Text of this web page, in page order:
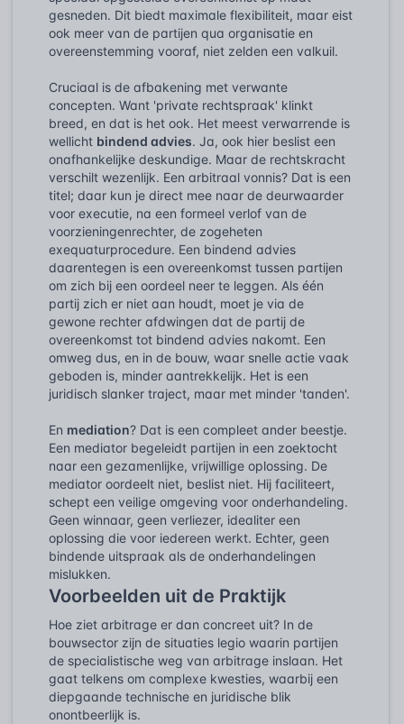
gesneden. Dit biedt maximale flexibiliteit, maar eist
ook meer van de partijen qua organisatie en
overeenstemming vooraf, niet zelden een valkuil.
Cruciaal is de afbakening met verwante
concepten. Want 'private rechtspraak' klinkt
breed, en dat is het ook. Het meest verwarrende is
wellicht bindend advies. Ja, ook hier beslist een
onafhankelijke deskundige. Maar de rechtskracht
verschilt wezenlijk. Een arbitraal vonnis? Dat is een
titel; daar kun je direct mee naar de deurwaarder
voor executie, na een formeel verlof van de
voorzieningenrechter, de zogeheten
exequaturprocedure. Een bindend advies
daarentegen is een overeenkomst tussen partijen
om zich bij een oordeel neer te leggen. Als één
partij zich er niet aan houdt, moet je via de
gewone rechter afdwingen dat de partij de
overeenkomst tot bindend advies nakomt. Een
omweg dus, en in de bouw, waar snelle actie vaak
geboden is, minder aantrekkelijk. Het is een
juridisch slanker traject, maar met minder 'tanden'.
En mediation? Dat is een compleet ander beestje.
Een mediator begeleidt partijen in een zoektocht
naar een gezamenlijke, vrijwillige oplossing. De
mediator oordeelt niet, beslist niet. Hij faciliteert,
schept een veilige omgeving voor onderhandeling.
Geen winnaar, geen verliezer, idealiter een
oplossing die voor iedereen werkt. Echter, geen
bindende uitspraak als de onderhandelingen
mislukken.
Voorbeelden uit de Praktijk
Hoe ziet arbitrage er dan concreet uit? In de
bouwsector zijn de situaties legio waarin partijen
de specialistische weg van arbitrage inslaan. Het
gaat telkens om complexe kwesties, waarbij een
diepgaande technische en juridische blik
onontbeerlijk is.